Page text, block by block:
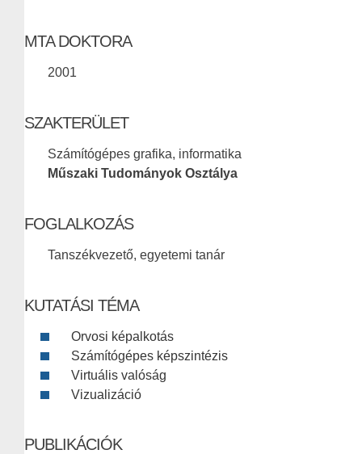
MTA DOKTORA
2001
SZAKTERÜLET
Számítógépes grafika, informatika
Műszaki Tudományok Osztálya
FOGLALKOZÁS
Tanszékvezető, egyetemi tanár
KUTATÁSI TÉMA
Orvosi képalkotás
Számítógépes képszintézis
Virtuális valóság
Vizualizáció
PUBLIKÁCIÓK